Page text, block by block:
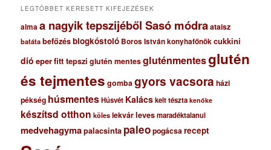
LEGTÖBBET KERESETT KIFEJEZÉSEK
almaa nagyik tepszijéből Sasó módraataisz
batáta befőzésblogkóstoló Boros István konyhafőnökcukkini
dió eperfitt tepszi glutén mentesgluténmentesglutén
és tejmentes gombagyors vacsora házi
pékség húsmentesHúsvét Kalácskelt tészta kenőke
készítsd otthon köles lekvárlevesmaradéktalanul
medvehagymapalacsinta paleopogácsarecept